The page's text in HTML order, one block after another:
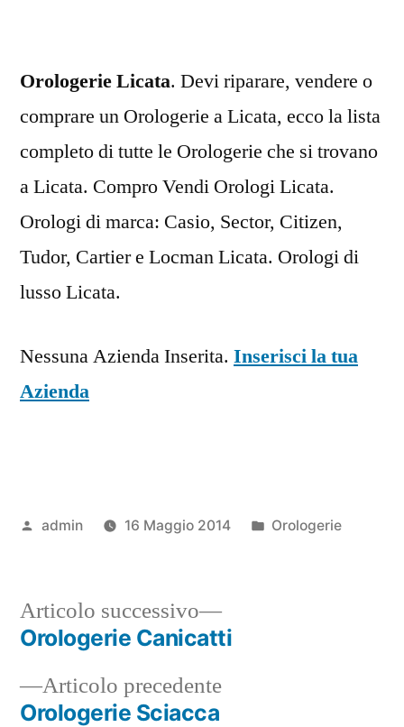
Orologerie Licata. Devi riparare, vendere o
comprare un Orologerie a Licata, ecco la lista
completo di tutte le Orologerie che si trovano
a Licata. Compro Vendi Orologi Licata.
Orologi di marca: Casio, Sector, Citizen,
Tudor, Cartier e Locman Licata. Orologi di
lusso Licata.
Nessuna Azienda Inserita. Inserisci la tua
Azienda
Pubblicato
admin 16 Maggio 2014
Pubblicato
Orologerie
Navigazione
articoli
Articolo precedenteArticolo
Orologerie Sciacca
Articolo successivo
Articolo
successivo:
Orologerie Canicatti